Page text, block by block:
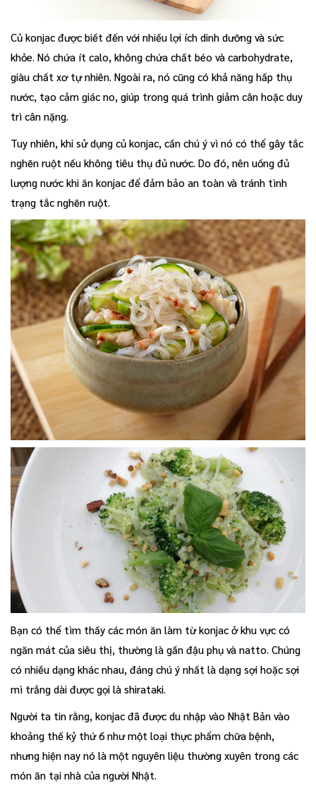
Củ konjac được biết đến với nhiều lợi ích dinh dưỡng và sức
khỏe. Nó chứa ít calo, không chứa chất béo và carbohydrate,
giàu chất xơ tự nhiên. Ngoài ra, nó cũng có khả năng hấp thụ
nước, tạo cảm giác no, giúp trong quá trình giảm cân hoặc duy
trì cân nặng.
Tuy nhiên, khi sử dụng củ konjac, cần chú ý vì nó có thể gây tắc
nghẽn ruột nếu không tiêu thụ đủ nước. Do đó, nên uống đủ
lượng nước khi ăn konjac để đảm bảo an toàn và tránh tình
trạng tắc nghẽn ruột.
Bạn có thể tìm thấy các món ăn làm từ konjac ở khu vực có
ngăn mát của siêu thị, thường là gần đậu phụ và natto. Chúng
có nhiều dạng khác nhau, đáng chú ý nhất là dạng sợi hoặc sợi
mì trắng dài được gọi là shirataki.
Người ta tin rằng, konjac đã được du nhập vào Nhật Bản vào
khoảng thế kỷ thứ 6 như một loại thực phẩm chữa bệnh,
nhưng hiện nay nó là một nguyên liệu thường xuyên trong các
món ăn tại nhà của người Nhật.